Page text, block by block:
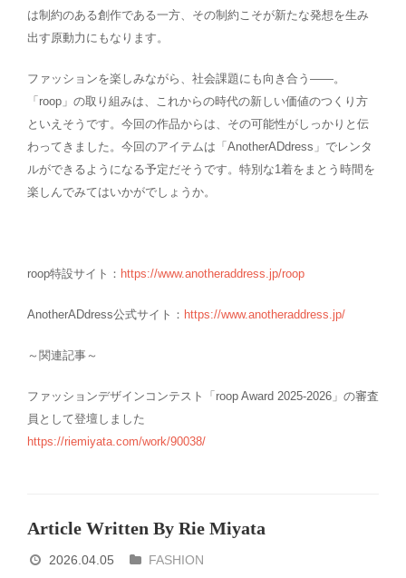
は制約のある創作である一方、その制約こそが新たな発想を生み
出す原動力にもなります。
ファッションを楽しみながら、社会課題にも向き合う――。
「roop」の取り組みは、これからの時代の新しい価値のつくり方
といえそうです。今回の作品からは、その可能性がしっかりと伝
わってきました。今回のアイテムは「AnotherADdress」でレンタ
ルができるようになる予定だそうです。特別な1着をまとう時間を
楽しんでみてはいかがでしょうか。
roop特設サイト： https://www.anotheraddress.jp/roop
AnotherADdress公式サイト： https://www.anotheraddress.jp/
～関連記事～
ファッションデザインコンテスト「roop Award 2025-2026」の審査
員として登壇しました
https://riemiyata.com/work/90038/
Article Written By Rie Miyata
2026.04.05 FASHION